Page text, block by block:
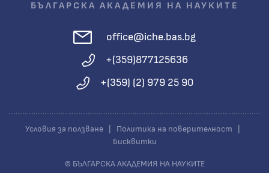
БЪЛГАРСКА АКАДЕМИЯ НА НАУКИТЕ
office@iche.bas.bg
+(359)877125636
+(359) (2) 979 25 90
Условия за ползване Политика на поверителност
Бисквитки
© БЪЛГАРСКА АКАДЕМИЯ НА НАУКИТЕ